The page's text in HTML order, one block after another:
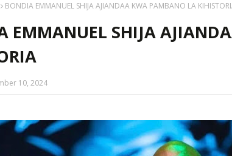
BONDIA EMMANUEL SHIJA AJIANDAA KWA PAMBANO LA
EMMANUEL SHIJA
10, 2024